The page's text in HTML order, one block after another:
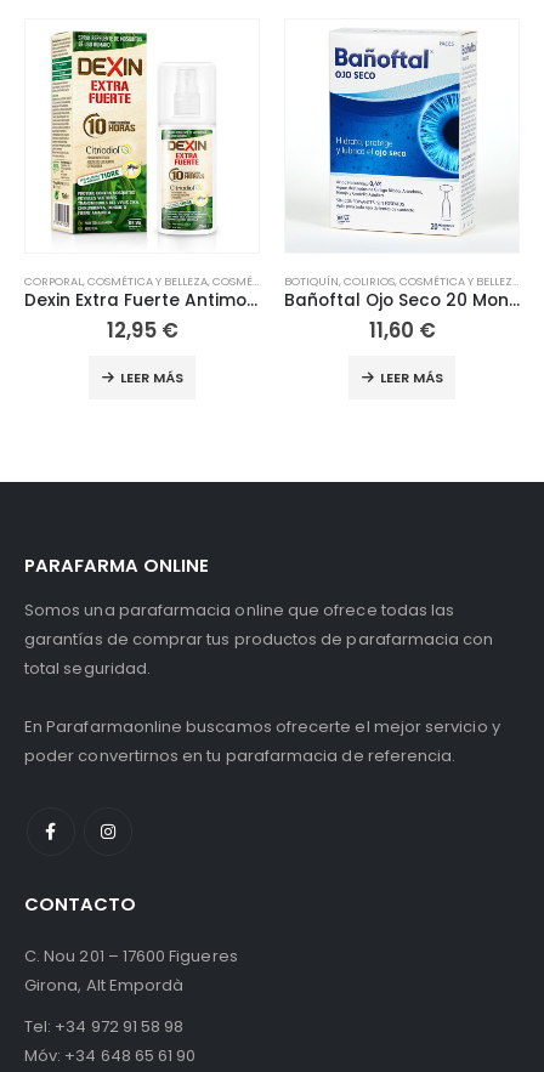
Y BELLEZA,HERBOLARIO,HIGIENE,HIGIENE Y SALUD,INFANTIL
,HERBOLARIO,ACEITES ESENCIALES BELLEZA,INFANTIL,HIGIENE,HIGIENE Y SALUD,
BOTIQUÍN,COLIRIOS,COSMÉTICA Y BELLEZA HIGIENE,HIGIENE Y SALUD,INFANTIL,OCULAR,OJOS
Bañoftal Ojo Seco 20 Monodosis
11,60 €
LEER MÁS
CORPORAL,COSMÉTICA Y BELLEZA
Senobell
12,95€
LEER MÁS
PARAFARMA ONLINE
Somos una parafarmacia online que ofrece todas las
garantías de comprar tus productos de parafarmacia con
total seguridad.
En Parafarmaonline buscamos ofrecerte el mejor servicio y
poder convertirnos en tu parafarmacia de referencia.
CONTACTO
C. Nou 201 – 17600 Figueres
Girona, Alt Empordà
Tel: +34 972 91 58 98
Móv: +34 648 65 61 90